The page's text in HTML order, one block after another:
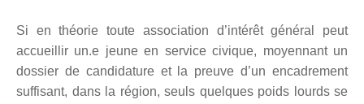
Si en théorie toute association d’intérêt général peut
accueillir un.e jeune en service civique, moyennant un
dossier de candidature et la preuve d’un encadrement
suffisant, dans la région, seuls quelques poids lourds se